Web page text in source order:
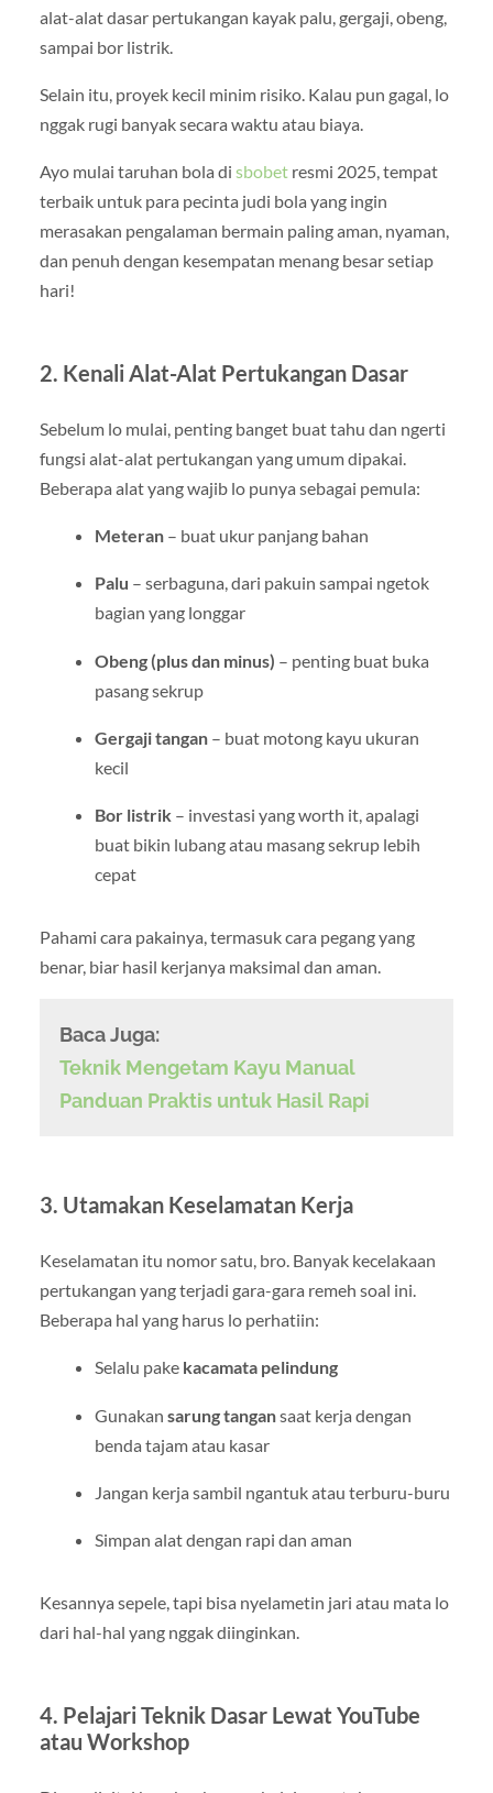
alat-alat dasar pertukangan kayak palu, gergaji, obeng,
sampai bor listrik.
Selain itu, proyek kecil minim risiko. Kalau pun gagal, lo
nggak rugi banyak secara waktu atau biaya.
Ayo mulai taruhan bola di sbobetresmi 2025, tempat
terbaik untuk para pecinta judi bola yang ingin
merasakan pengalaman bermain paling aman, nyaman,
dan penuh dengan kesempatan menang besar setiap
hari!
2. Kenali Alat-Alat Pertukangan Dasar
Sebelum lo mulai, penting banget buat tahu dan ngerti
fungsi alat-alat pertukangan yang umum dipakai.
Beberapa alat yang wajib lo punya sebagai pemula:
Meteran– buat ukur panjang bahan
Palu – serbaguna, dari pakuin sampai ngetok
bagian yang longgar
Obeng (plus dan minus) – penting buat buka
pasang sekrup
Gergaji tangan– buat motong kayu ukuran
kecil
Bor listrik– investasi yang worth it, apalagi
buat bikin lubang atau masang sekrup lebih
cepat
Pahami cara pakainya, termasuk cara pegang yang
benar, biar hasil kerjanya maksimal dan aman.
Baca Juga:
Teknik Mengetam Kayu Manual
Panduan Praktis untuk Hasil Rapi
3. Utamakan Keselamatan Kerja
Keselamatan itu nomor satu, bro. Banyak kecelakaan
pertukangan yang terjadi gara-gara remeh soal ini.
Beberapa hal yang harus lo perhatiin:
Selalu pake kacamata pelindung
Gunakan sarung tangansaat kerja dengan
benda tajam atau kasar
Jangan kerja sambil ngantuk atau terburu-buru
Simpan alat dengan rapi dan aman
Kesannya sepele, tapi bisa nyelametin jari atau mata lo
dari hal-hal yang nggak diinginkan.
4. Pelajari Teknik Dasar Lewat YouTube
atau Workshop